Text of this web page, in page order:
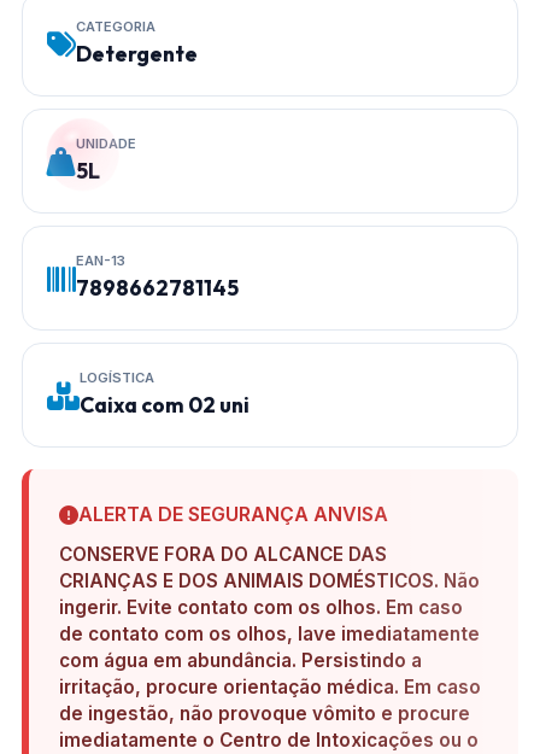
CATEGORIA
Detergente
UNIDADE
5L
EAN-13
7898662781145
LOGÍSTICA
Caixa com 02 uni
ALERTA DE SEGURANÇA ANVISA
CONSERVE FORA DO ALCANCE DAS
CRIANÇAS E DOS ANIMAIS DOMÉSTICOS. Não
ingerir. Evite contato com os olhos. Em caso
de contato com os olhos, lave imediatamente
com água em abundância. Persistindo a
irritação, procure orientação médica. Em caso
de ingestão, não provoque vômito e procure
imediatamente o Centro de Intoxicações ou o